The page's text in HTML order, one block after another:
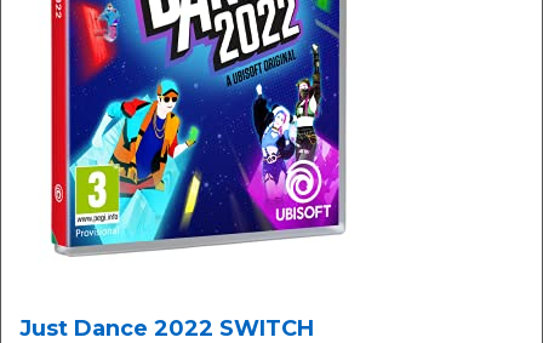
Just Dance 2022 SWITCH